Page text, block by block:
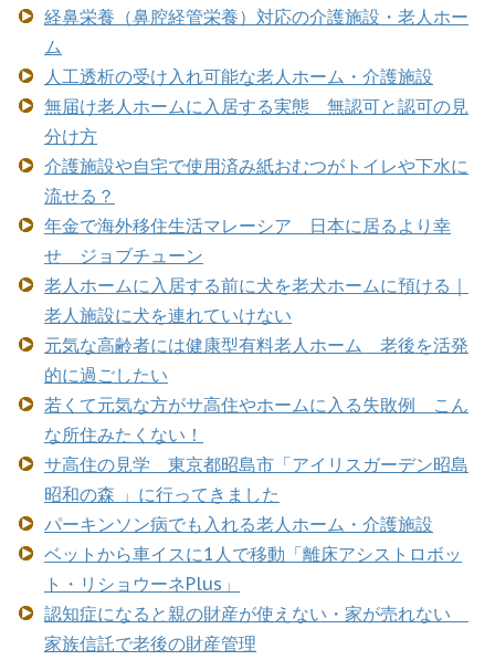
経鼻栄養（鼻腔経管栄養）対応の介護施設・老人ホー
ム
人工透析の受け入れ可能な老人ホーム・介護施設
無届け老人ホームに入居する実態 無認可と認可の見
分け方
介護施設や自宅で使用済み紙おむつがトイレや下水に
流せる？
年金で海外移住生活マレーシア 日本に居るより幸
せ ジョブチューン
老人ホームに入居する前に犬を老犬ホームに預ける｜
老人施設に犬を連れていけない
元気な高齢者には健康型有料老人ホーム 老後を活発
的に過ごしたい
若くて元気な方がサ高住やホームに入る失敗例 こん
な所住みたくない！
サ高住の見学 東京都昭島市「アイリスガーデン昭島
昭和の森 」に行ってきました
パーキンソン病でも入れる老人ホーム・介護施設
ベットから車イスに1人で移動「離床アシストロボッ
ト・リショウーネPlus」
認知症になると親の財産が使えない・家が売れない
家族信託で老後の財産管理